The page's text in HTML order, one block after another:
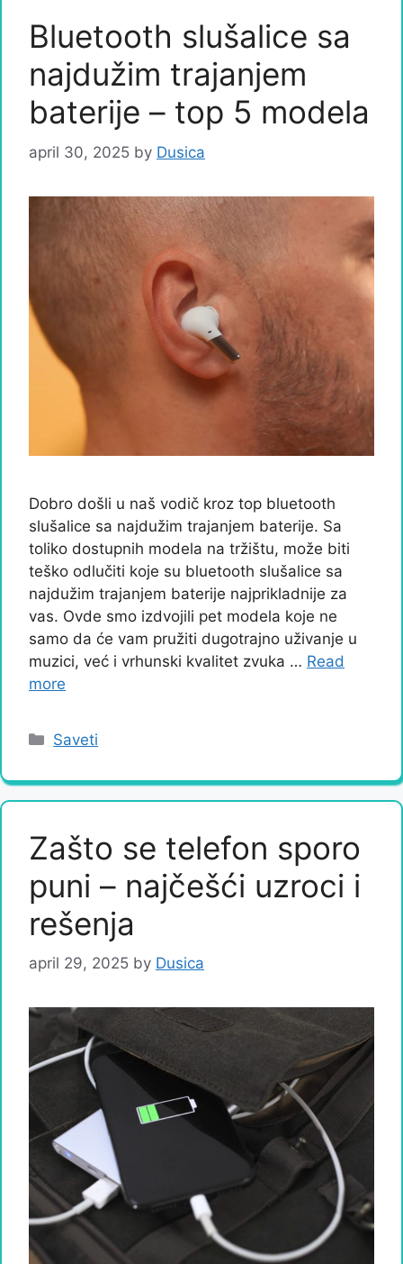
Bluetooth slušalice sa
najdužim trajanjem
baterije – top 5 modela
april 30, 2025 by Dusica
Dobro došli u naš vodič kroz top bluetooth
slušalice sa najdužim trajanjem baterije. Sa
toliko dostupnih modela na tržištu, može biti
teško odlučiti koje su bluetooth slušalice sa
najdužim trajanjem baterije najprikladnije za
vas. Ovde smo izdvojili pet modela koje ne
samo da će vam pružiti dugotrajno uživanje u
muzici, već i vrhunski kvalitet zvuka … Read
more
Categories
Saveti
Zašto se telefon sporo
puni – najčešći uzroci i
rešenja
april 29, 2025 by Dusica